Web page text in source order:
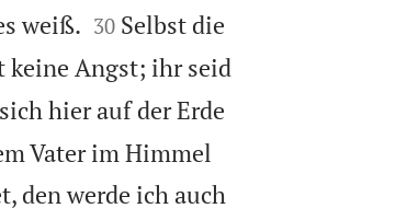
weiß.
30 Selbst die
keine Angst; ihr seid
hier auf der Erde
Vater im Himmel
den werde ich auch